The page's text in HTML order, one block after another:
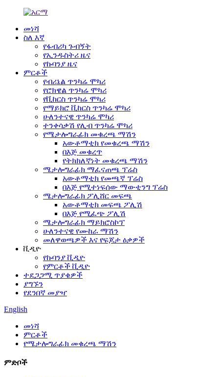
መነሻ
ስለ እኛ
የፋብሪካ ጉብኝት
የኢንዱስትሪ ዜና
የኩባንያ ዜና
ምርቶች
የብሪኔል ጥንካሬ ሞካሪ
የሮክዌል ጥንካሬ ሞካሪ
የቪከርስ ጥንካሬ ሞካሪ
የማይክሮ ቪከርስ ጥንካሬ ሞካሪ
ሁለንተናዊ ጥንካሬ ሞካሪ
ተንቀሳቃሽ የሊብ ጥንካሬ ሞካሪ
የሜታሎግራፊክ መቁረጫ ማሽን
አውቶማቲክ የመቁረጫ ማሽን
በእጅ መቁረጥ
የትክክለኛነት መቁረጫ ማሽን
ሜታሎግራፊክ ማፈናጠጫ ፕሬስ
አውቶማቲክ የመጫኛ ፕሬስ
በእጅ የሚተነፍሰው ማውቲንግ ፕሬስ
ሜታሎግራፊክ ፖሊሸር መፍጫ
አውቶማቲክ መፍጫ ፖሊሽ
በእጅ የሚፈጭ ፖሊሽ
ሜታሎግራፊክ ማይክሮስኮፕ
ሁለንተናዊ የሙከራ ማሽን
መለዋወጫዎች እና የፍጆታ ዕቃዎች
ቪዲዮ
የኩባንያ ቪዲዮ
የምርቶች ቪዲዮ
ተደጋጋሚ ጥያቄዎች
ያግኙን
የደንበኛ መያዣ
English
መነሻ
ምርቶች
የሜታሎግራፊክ መቁረጫ ማሽን
ምድቦች